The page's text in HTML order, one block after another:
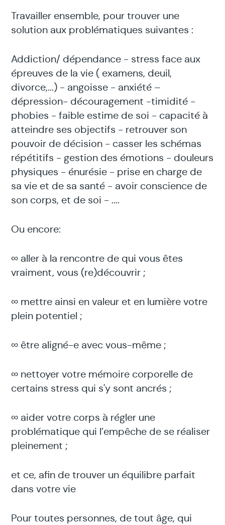
Travailler ensemble, pour trouver une
solution aux problématiques suivantes :
Addiction/ dépendance - stress face aux
épreuves de la vie ( examens, deuil,
divorce,...) - angoisse - anxiété –
dépression- découragement -timidité -
phobies - faible estime de soi - capacité à
atteindre ses objectifs - retrouver son
pouvoir de décision - casser les schémas
répétitifs - gestion des émotions - douleurs
physiques - énurésie - prise en charge de
sa vie et de sa santé - avoir conscience de
son corps, et de soi - ....
Ou encore:
∞ aller à la rencontre de qui vous êtes
vraiment, vous (re)découvrir ;
∞ mettre ainsi en valeur et en lumière votre
plein potentiel ;
∞ être aligné-e avec vous-même ;
∞ nettoyer votre mémoire corporelle de
certains stress qui s'y sont ancrés ;
∞ aider votre corps à régler une
problématique qui l’empêche de se réaliser
pleinement ;
et ce, afin de trouver un équilibre parfait
dans votre vie
Pour toutes personnes, de tout âge, qui